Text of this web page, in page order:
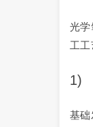
光学
工工
1)
基础